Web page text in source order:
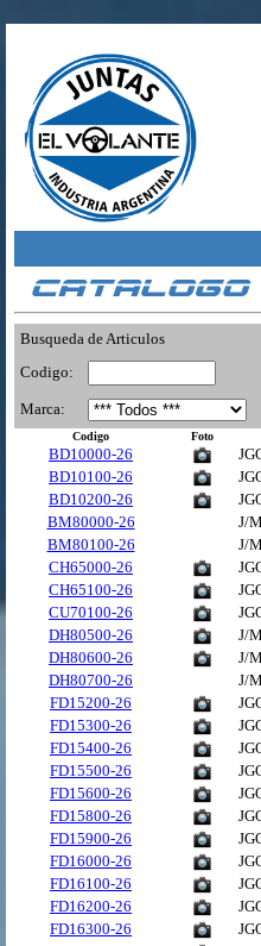
Catalogo
Busqueda de Articulos
Codigo:
Marca:
Codigo Foto
BD10000-26
BD10100-26
BD10200-26
BM80000-26
J/
BM80100-26
J/
CH65000-26
CH65100-26
CU70100-26
DH80500-26
J/
DH80600-26
J/
DH80700-26
J/
FD15200-26
FD15300-26
FD15400-26
FD15500-26
FD15600-26
FD15800-26
FD15900-26
FD16000-26
FD16100-26
FD16200-26
FD16300-26